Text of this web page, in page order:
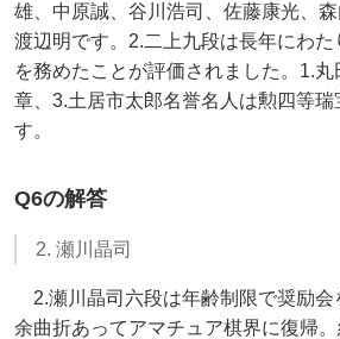
雄、中原誠、谷川浩司、佐藤康光、森
渡辺明です。2.二上九段は長年にわ
を務めたことが評価されました。1.
章、3.土居市太郎名誉名人は勲四等瑞
す。
Q6の解答
2. 瀬川晶司
2.瀬川晶司六段は年齢制限で奨励会
余曲折あってアマチュア棋界に復帰